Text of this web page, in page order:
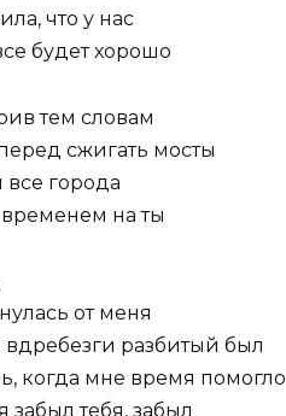
что у нас
будет хорошо
тем словам
сжигать мосты
города
на ты
от меня
вдребезги разбитый был
когда мне время помогло
забыл тебя, забыл